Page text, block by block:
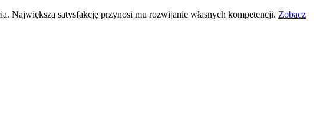
Największą satysfakcję przynosi mu rozwijanie własnych kompetencji. Zobacz